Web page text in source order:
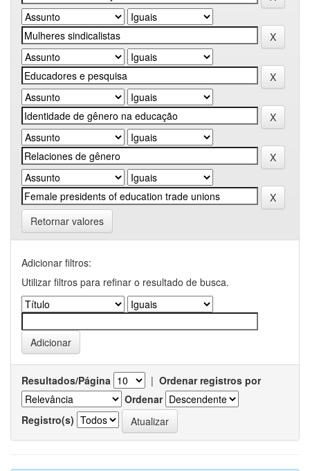
Retornar valores
Adicionar filtros:
Utilizar filtros para refinar o resultado de busca.
Resultados/Página | Ordenar registros por
Ordenar
Registro(s)